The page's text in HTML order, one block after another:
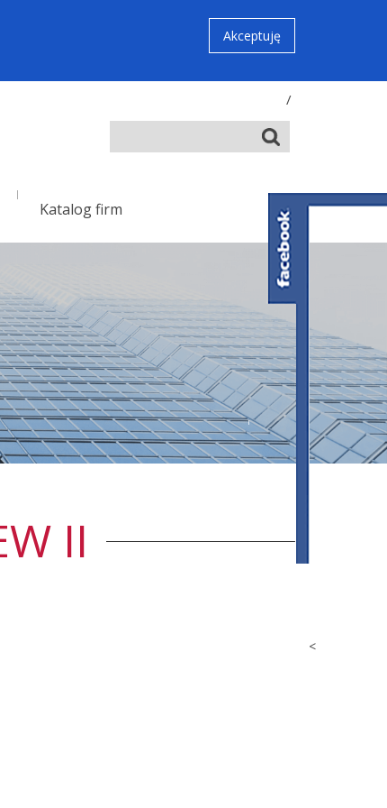
<
Akceptuję
/
Katalog firm
II